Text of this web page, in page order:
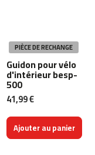
m
c
-
0
PIÈCE DE RECHANGE
Guidon pour vélo
d'intérieur besp-
500
41,99 €
Ajouter au panier